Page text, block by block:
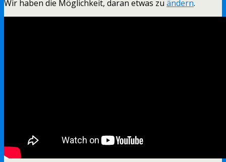
Wir haben die Möglichkeit, daran etwas zu ändern.